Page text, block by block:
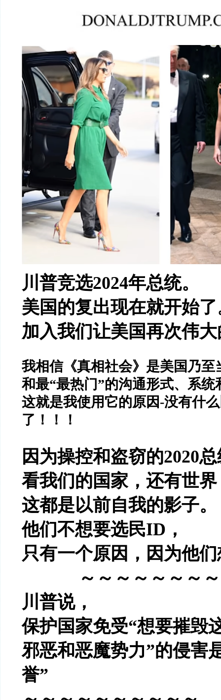
川普竞选2024年总统。
美国的复出现在就开始
加入我们让美国再次伟
我相信《真相社会》是美国乃至
和最“最热门”的沟通形式、系统
这就是我使用它的原因-没有什
了！！！
因为操控和盗窃的2020
看我们的国家，还有世
这都是以前自我的影子。
他们不想要选民ID ，
只有一个原因，因为他
～～～～～～～
川普说，
保护国家免受“想要摧毁
邪恶和恶魔势力”的侵害
誉”